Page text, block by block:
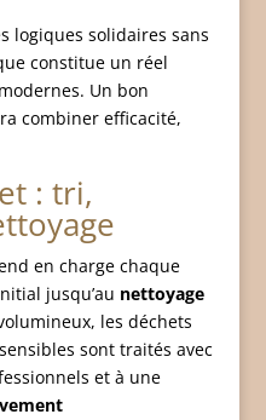
logiques solidaires sans
constitue un réel
Un bon
combiner efficacité,
: tri,
en charge chaque
jusqu’au nettoyage
les déchets
sont traités avec
et à une